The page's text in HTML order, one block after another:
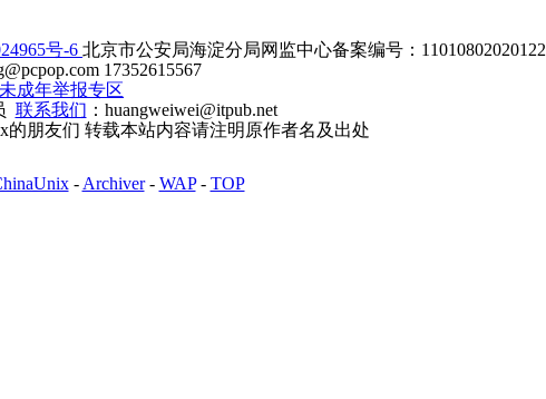
号-6 北京市公安局海淀分局网监中心备案编号：11010802020122
17352615567
未成年举报专区
联系我们 ：huangweiwei@itpub.net
的朋友们 转载本站内容请注明原作者名及出处
- Archiver- WAP- TOP